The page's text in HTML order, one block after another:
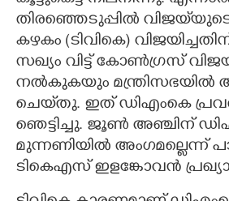
തിരഞ്ഞെടുപ്പിൽ വിജയ്‌യുടെ
കഴകം (ടിവികെ)
സഖ്യം വിട്ട് കോൺഗ്രസ്
നൽകുകയും മന്ത്രിസഭയിൽ
ചെയ്‌തു. ഇത് ഡിഎംകെ
ഞെട്ടിച്ചു. ജൂൺ അഞ്ചിന്
മുന്നണിയിൽ അംഗമല്ലെന്ന്
ടികെഎസ് ഇളങ്കോവൻ